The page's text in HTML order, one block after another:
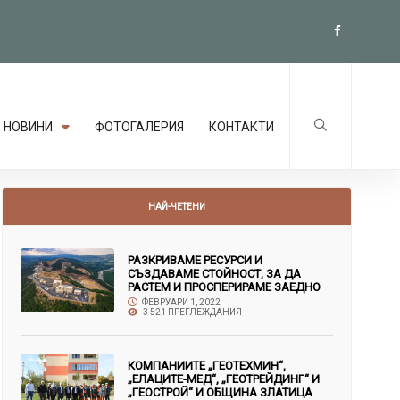
НОВИНИ ФОТОГАЛЕРИЯ КОНТАКТИ
НАЙ-ЧЕТЕНИ
РАЗКРИВАМЕ РЕСУРСИ И
СЪЗДАВАМЕ СТОЙНОСТ, ЗА ДА
РАСТЕМ И ПРОСПЕРИРАМЕ ЗАЕДНО
ФЕВРУАРИ 1, 2022
3 521 ПРЕГЛЕЖДАНИЯ
КОМПАНИИТЕ „ГЕОТЕХМИН“,
„ЕЛАЦИТЕ-МЕД“, „ГЕОТРЕЙДИНГ“ И
„ГЕОСТРОЙ“ И ОБЩИНА ЗЛАТИЦА